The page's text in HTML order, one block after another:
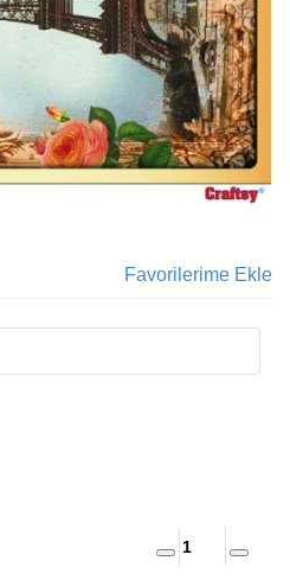
Favorilerime Ekle